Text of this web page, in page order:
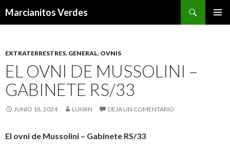
Marcianitos Verdes
EXTRATERRESTRES, GENERAL, OVNIS
EL OVNI DE MUSSOLINI –
GABINETE RS/33
JUNIO 18, 2024 LUISRN DEJA UN COMENTARIO
El ovni de Mussolini – Gabinete RS/33